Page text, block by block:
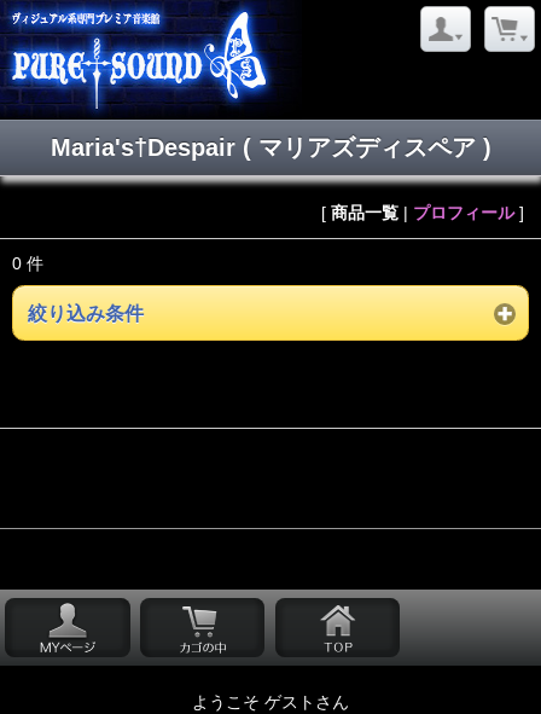
Maria's†Despair ( マリアズディスペア )
[ 商品一覧 | プロフィール]
0 件
絞り込み条件
ようこそ ゲストさん